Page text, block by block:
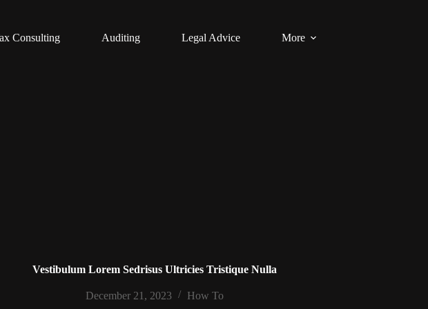
Consulting Auditing Legal Advice More
Vestibulum Lorem Sedrisus Ultricies Tristique Nulla
December 21, 2023 How To